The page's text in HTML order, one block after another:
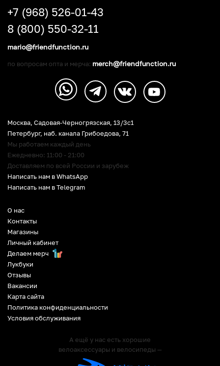
О нас
Контакты
Магазины
Личный кабинет
Делаем мерч
Лукбуки
Отзывы
Вакансии
Карта сайта
Политика конфиденциальности
Условия обслуживания
А ещё у нас есть хорошие
велоаксессуары и велосипеды —
Москва, Садовая-Черногрязская, 13/3c1
Петербург, наб. канала Грибоедова, 71
Мы работаем каждый день
Ежедневно: 11:00 - 21:00
Доставляем по всей России и зарубеж
Написать нам в WhatsApp
Написать нам в Telegram
+7 (968) 526-01-43
8 (800) 550-32-11
mario@friendfunction.ru
по вопросам опта и мерча: merch@friendfunction.ru